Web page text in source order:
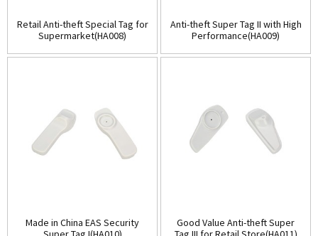
Retail Anti-theft Special Tag for
Supermarket(HA008)
Anti-theft Super Tag II with High
Performance(HA009)
Made in China EAS Security
Good Value Anti-theft Super